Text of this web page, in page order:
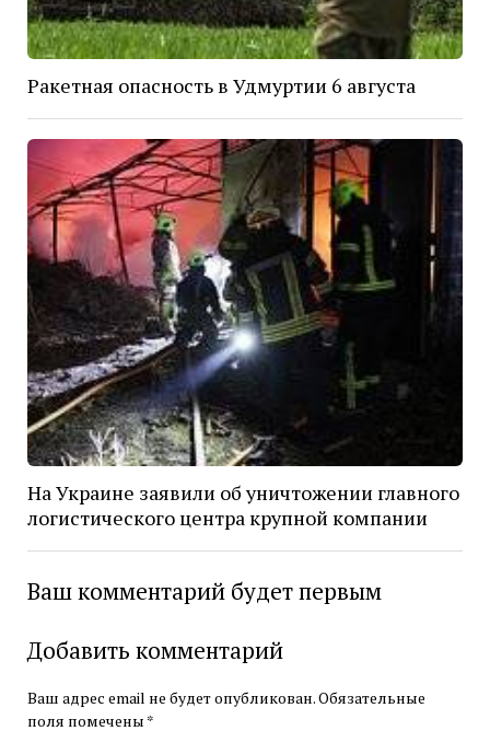
Ракетная опасность в Удмуртии 6 августа
На Украине заявили об уничтожении главного
логистического центра крупной компании
Ваш комментарий будет первым
Добавить комментарий
Ваш адрес email не будет опубликован.Обязательные
поля помечены *